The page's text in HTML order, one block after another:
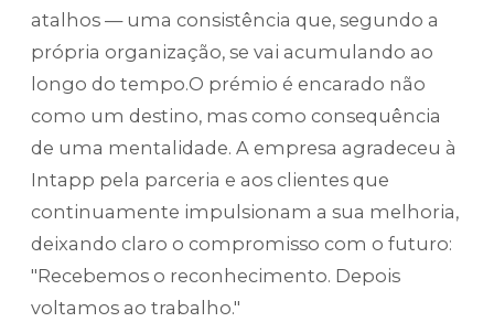
atalhos — uma consistência que, segundo a
própria organização, se vai acumulando ao
longo do tempo.O prémio é encarado não
como um destino, mas como consequência
de uma mentalidade. A empresa agradeceu à
Intapp pela parceria e aos clientes que
continuamente impulsionam a sua melhoria,
deixando claro o compromisso com o futuro:
"Recebemos o reconhecimento. Depois
voltamos ao trabalho."